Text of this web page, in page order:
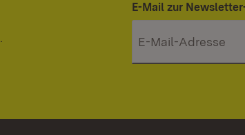
E-Mail zur